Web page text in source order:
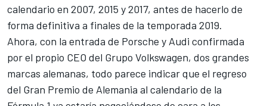
calendario en 2007, 2015 y 2017, antes de hacerlo de
forma definitiva a finales de la temporada 2019.
Ahora, con la entrada de Porsche y Audi confirmada
por el propio CEO del Grupo Volkswagen, dos grandes
marcas alemanas, todo parece indicar que el regreso
del Gran Premio de Alemania al calendario de la